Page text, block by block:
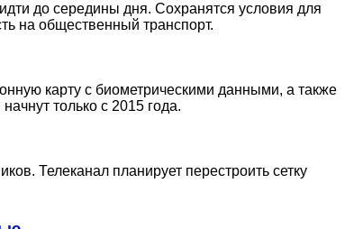
до середины дня. Сохранятся условия для
на общественный транспорт.
карту с биометрическими данными, а также
только с 2015 года.
Телеканал планирует перестроить сетку